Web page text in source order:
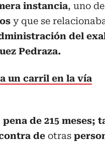
instancia, uno
y que se
del
Pedraza.
un carril en la vía
pena de 215 meses;
de otras